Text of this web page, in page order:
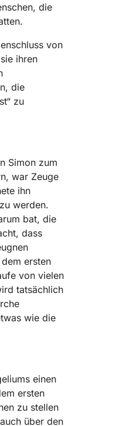
die
von
ihren
die
zu
Simon zum
war Zeuge
ihn
werden.
bat, die
dass
ersten
von vielen
tatsächlich
wie die
einen
ersten
zu stellen
über den